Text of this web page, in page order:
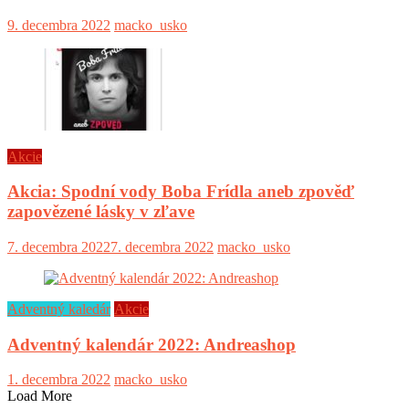
9. decembra 2022 macko_usko
Akcie
Akcia: Spodní vody Boba Frídla aneb zpověď
zapovězené lásky v zľave
7. decembra 20227. decembra 2022 macko_usko
Adventný kaledár Akcie
Adventný kalendár 2022: Andreashop
1. decembra 2022 macko_usko
Load More